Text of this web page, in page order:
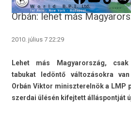
Orbán: lehet más
2010. július 7 22:29
Lehet más Magyarország,
tabukat ledöntő változásokra
Orbán Vik­tor miniszterel­nök a LMP
szer­dai ülésén kifej­tett állás­pontját